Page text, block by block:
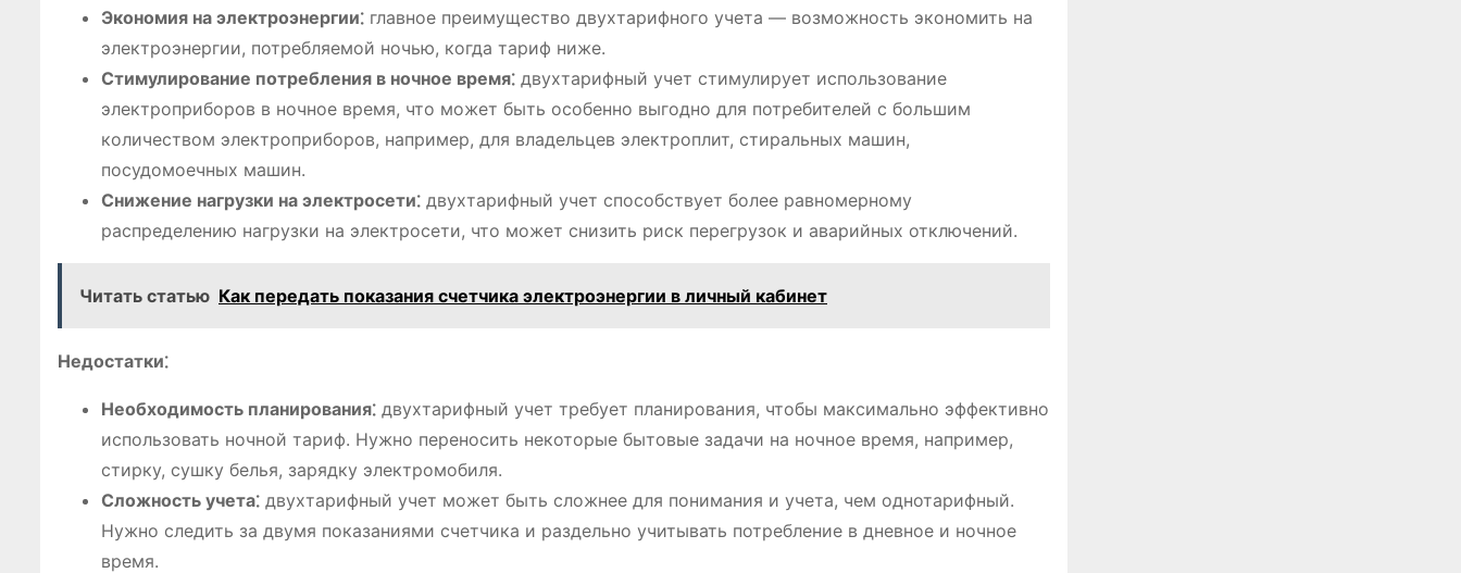
Экономия на электроэнергии⁚ главное преимущество двухтарифного учета ― возможность экономить на
электроэнергии, потребляемой ночью, когда тариф ниже.
Стимулирование потребления в ночное время⁚ двухтарифный учет стимулирует использование
электроприборов в ночное время, что может быть особенно выгодно для потребителей с большим
количеством электроприборов, например, для владельцев электроплит, стиральных машин,
посудомоечных машин.
Снижение нагрузки на электросети⁚ двухтарифный учет способствует более равномерному
распределению нагрузки на электросети, что может снизить риск перегрузок и аварийных отключений.
Читать статью Как передать показания счетчика электроэнергии в личный кабинет
Недостатки⁚
Необходимость планирования⁚ двухтарифный учет требует планирования, чтобы максимально эффективно
использовать ночной тариф. Нужно переносить некоторые бытовые задачи на ночное время, например,
стирку, сушку белья, зарядку электромобиля.
Сложность учета⁚ двухтарифный учет может быть сложнее для понимания и учета, чем однотарифный.
Нужно следить за двумя показаниями счетчика и раздельно учитывать потребление в дневное и ночное
время.